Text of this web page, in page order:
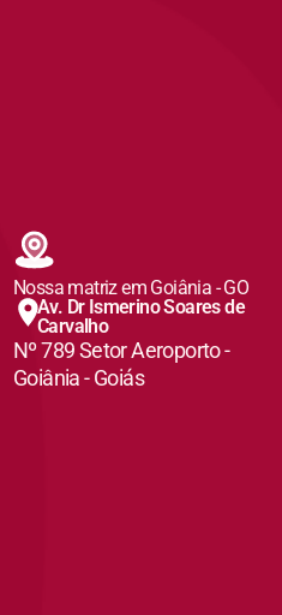
Nossa matriz em Goiânia - GO
Av. Dr Ismerino Soares de
Carvalho
Nº 789 Setor Aeroporto -
Goiânia - Goiás